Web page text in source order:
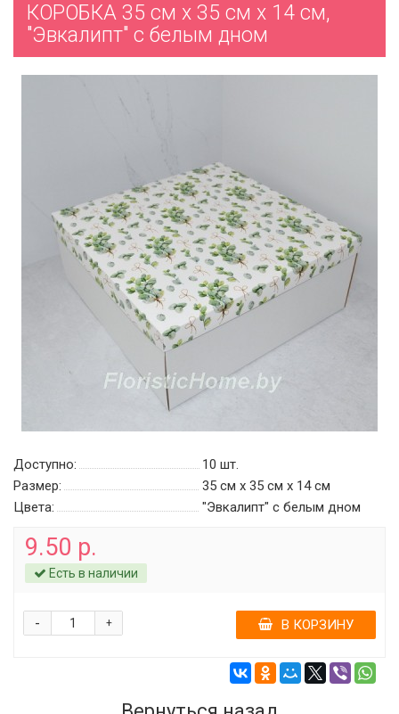
КОРОБКА 35 см х 35 см х 14 см,
"Эвкалипт" с белым дном
Доступно: 10 шт.
Размер:
35 см х 35 см х 14 см
Цвета:
"Эвкалипт" с белым дном
9.50 р.
Есть в наличии
+
- В КОРЗИНУ